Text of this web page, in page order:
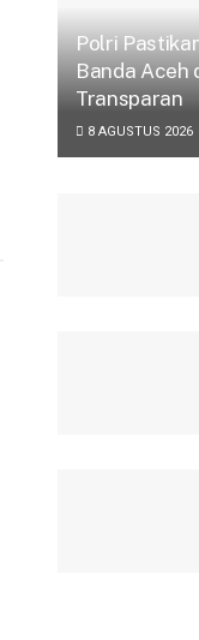
Polri
Banda Aceh
Transparan
8 AGUSTUS 2026